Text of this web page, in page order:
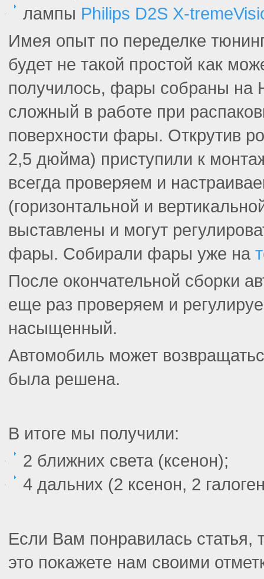
лампы Philips D2S X-
Имея опыт по переделке
будет не такой простой как
получилось, фары собраны на
сложный в работе при
поверхности фары. Открутив
2,5 дюйма) приступили к
всегда проверяем и
(горизонтальной и
выставлены и могут
фары. Собирали фары уже на
После окончательной сборки
еще раз проверяем и
насыщенный.
Автомобиль может
была решена.
В итоге мы получили:
2 ближних света (ксенон);
4 дальних (2 ксенон, 2
Если Вам понравилась
это покажете нам своими